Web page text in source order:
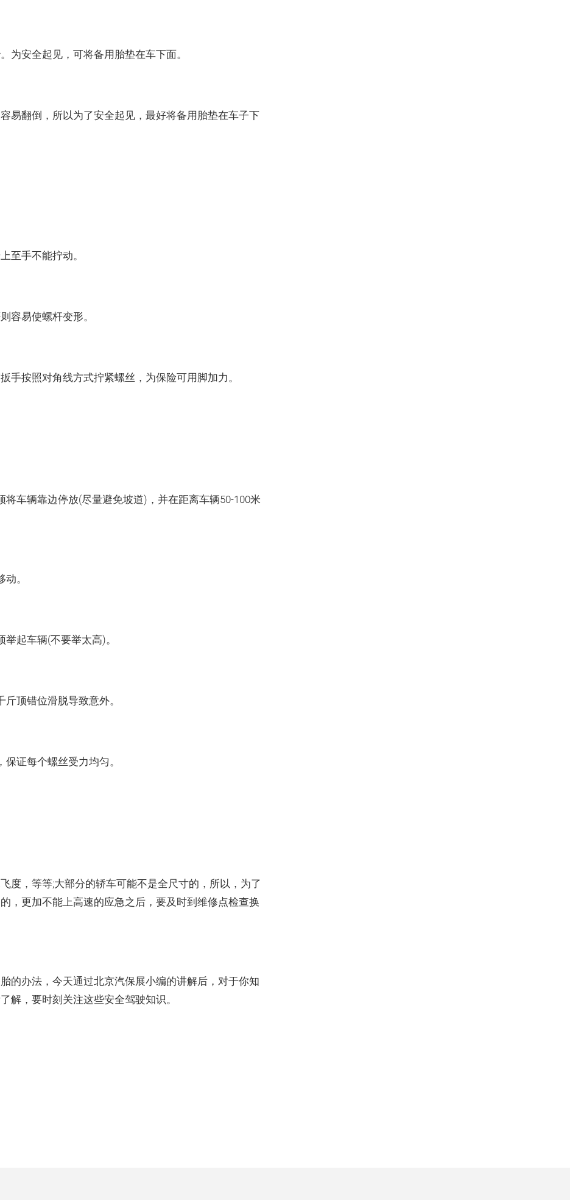
安全起见，可将备用胎垫在车下面。
翻倒，所以为了安全起见，最好将备用胎垫在车子下
手不能拧动。
易使螺杆变形。
按照对角线方式拧紧螺丝，为保险可用脚加力。
车辆靠边停放(尽量避免坡道)，并在距离车辆50-100米
。
起车辆(不要举太高)。
顶错位滑脱导致意外。
证每个螺丝受力均匀。
，等等;大部分的轿车可能不是全尺寸的，所以，为了
，更加不能上高速的应急之后，要及时到维修点检查换
办法，今天通过北京汽保展小编的讲解后，对于你知
解，要时刻关注这些安全驾驶知识。